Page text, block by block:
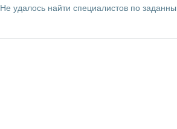
Не удалось найти специалистов по